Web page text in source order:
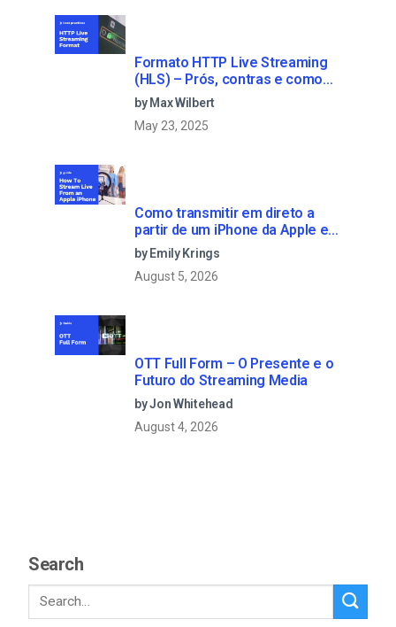
Formato HTTP Live Streaming
(HLS) – Prós, contras e como
funciona
by Max Wilbert
May 23, 2025
Como transmitir em direto a
partir de um iPhone da Apple em
6 passos simples
by Emily Krings
August 5, 2026
OTT Full Form – O Presente e o
Futuro do Streaming Media
by Jon Whitehead
August 4, 2026
Search